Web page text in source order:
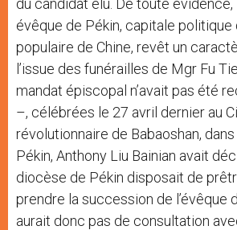
du candidat élu. De toute
évêque de Pékin, capitale politique
populaire de Chine, revêt un
l’issue des funérailles de Mgr Fu
mandat épiscopal n’avait pas été
–, célébrées le 27 avril dernier au
révolutionnaire de Babaoshan,
Pékin, Anthony Liu Bainian avait
diocèse de Pékin disposait de
prendre la succession de l’évêque
aurait donc pas de consultation